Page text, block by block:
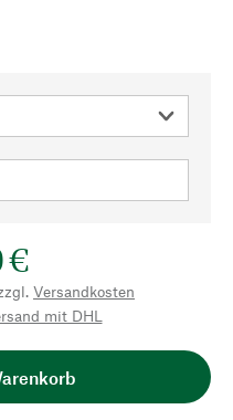
€
Versandkosten
mit DHL